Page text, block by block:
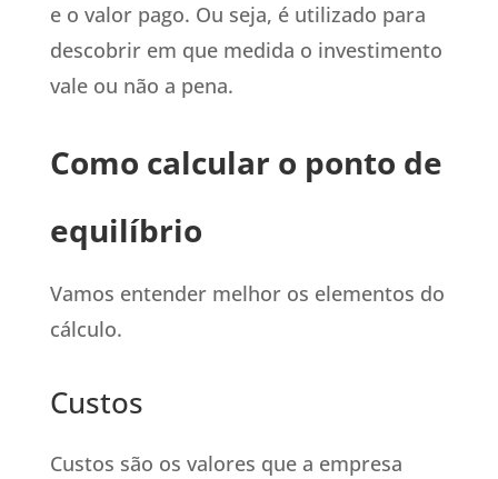
e o valor pago. Ou seja, é utilizado para
descobrir em que medida o investimento
vale ou não a pena.
Como calcular o ponto de
equilíbrio
Vamos entender melhor os elementos do
cálculo.
Custos
Custos são os valores que a empresa